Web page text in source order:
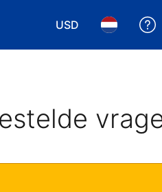
USD
Kies je valuta. Je
Kies je